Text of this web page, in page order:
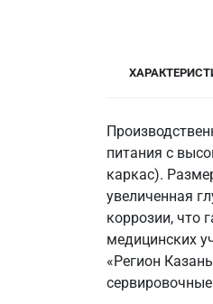
питания с
каркас).
увеличенная
коррозии, что
медицинских
«Регион